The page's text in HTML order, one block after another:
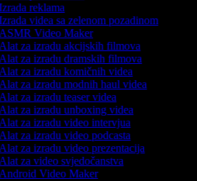
reklama
videa sa zelenom pozadinom
Video Maker
za izradu akcijskih filmova
za izradu dramskih filmova
za izradu komičnih videa
za izradu modnih haul videa
za izradu teaser videa
za izradu unboxing videa
za izradu video intervjua
za izradu video podcasta
za izradu video prezentacija
za video svjedočanstva
Video Maker